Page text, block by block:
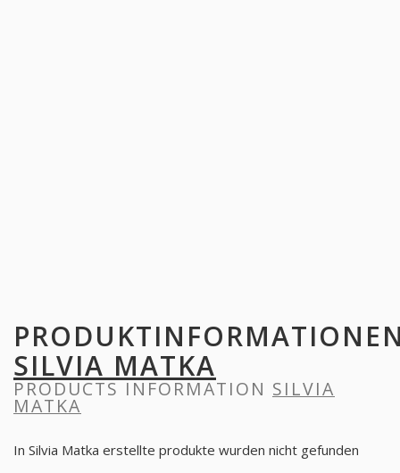
SILVIA MATKA
PRODUCTS INFORMATION SILVIA
MATKA
In Silvia Matka erstellte produkte wurden nicht gefunden